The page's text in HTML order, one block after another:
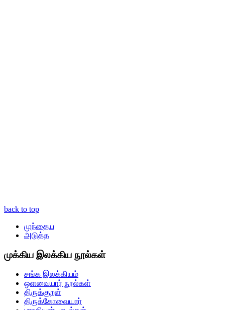
back to top
முந்தைய
அடுத்த
முக்கிய இலக்கிய நூல்கள்
சங்க இலக்கியம்
ஒளவையார் நூல்கள்
திருக்குறள்
திருக்கோவையார்